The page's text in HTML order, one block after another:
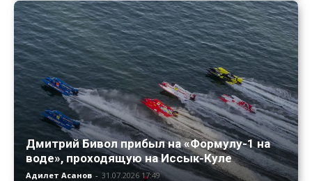
Дмитрий Бивол прибыл на «Формулу-1 на
воде», проходящую на Иссык-Куле
Адилет Асанов - 31.07.2026 17:49